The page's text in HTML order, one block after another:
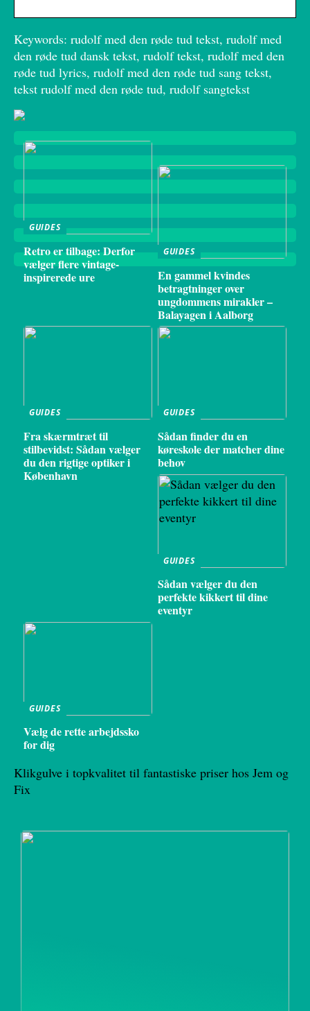
Keywords: rudolf med den røde tud tekst, rudolf med
den røde tud dansk tekst, rudolf tekst, rudolf med den
røde tud lyrics, rudolf med den røde tud sang tekst,
tekst rudolf med den røde tud, rudolf sangtekst
GUIDES
Retro er tilbage: Derfor
vælger flere vintage-
inspirerede ure
GUIDES
En gammel kvindes
betragtninger over
ungdommens mirakler –
Balayagen i Aalborg
GUIDES
Fra skærmtræt til
stilbevidst: Sådan vælger
du den rigtige optiker i
København
GUIDES
Sådan finder du en
køreskole der matcher dine
behov
GUIDES
Sådan vælger du den
perfekte kikkert til dine
eventyr
GUIDES
Vælg de rette arbejdssko
for dig
Klikgulve i topkvalitet til fantastiske priser hos Jem og
Fix